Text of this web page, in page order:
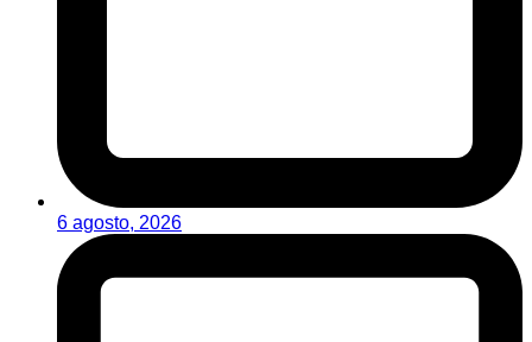
6 agosto, 2026